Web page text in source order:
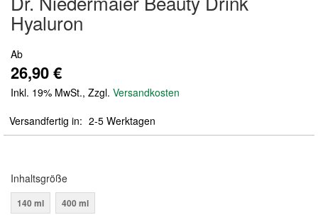
der
Bildergalerie
Hyaluron
Ab
26,90 €
Inkl. 19% MwSt., Zzgl. Versandkosten
Versandfertig in
2-5 Werktagen
Inhaltsgröße
140 ml 400 ml